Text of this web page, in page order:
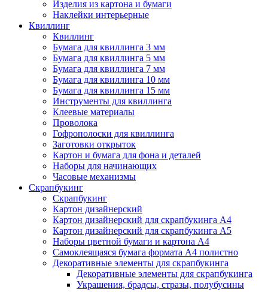
Изделия из картона и бумаги
Наклейки интерьерные
Квиллинг
Квиллинг
Бумага для квиллинга 3 мм
Бумага для квиллинга 5 мм
Бумага для квиллинга 7 мм
Бумага для квиллинга 10 мм
Бумага для квиллинга 15 мм
Инструменты для квиллинга
Клеевые материалы
Проволока
Гофрополоски для квиллинга
Заготовки открыток
Картон и бумага для фона и деталей
Наборы для начинающих
Часовые механизмы
Скрапбукинг
Скрапбукинг
Картон дизайнерский
Картон дизайнерский для скрапбукинга А4
Картон дизайнерский для скрапбукинга А5
Наборы цветной бумаги и картона А4
Самоклеящаяся бумага формата А4 полистно
Декоративные элементы для скрапбукинга
Декоративные элементы для скрапбукинга
Украшения, брадсы, стразы, полубусины